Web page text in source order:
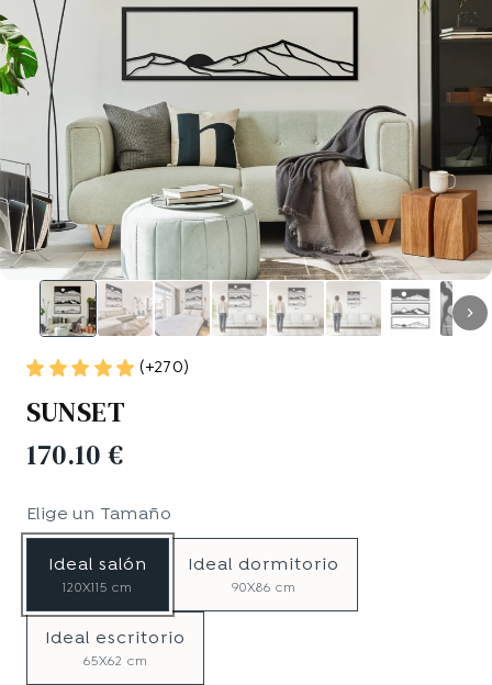
(+270)
SUNSET
170.10 €
Elige un Tamaño
Ideal escritorio
65X62 cm
Ideal dormitorio
90X86 cm
Ideal salón
120X115 cm